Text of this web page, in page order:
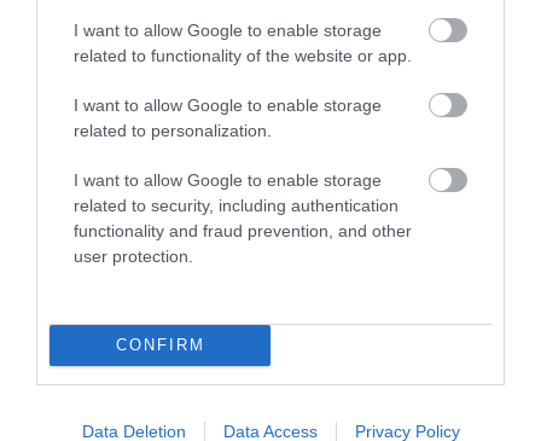
I want to allow Google to enable storage
related to functionality of the website or app.
I want to allow Google to enable storage
related to personalization.
I want to allow Google to enable storage
related to security, including authentication
functionality and fraud prevention, and other
user protection.
CONFIRM
Data Deletion Data Access Privacy Policy
PRONEWS.GR /ΤΗΛΕΟΡΑΣΗ
Εβίτα Αγαΐτση για τη μάχη της με τον
μας» (βίντεο)
29.07.2026 | 08:44